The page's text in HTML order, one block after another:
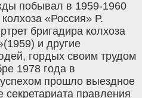
побывал в 1959-1960
«Россия» Р.
бригадира колхоза
и другие
гордых своим трудом
1978 года в
прошло выездное
правления